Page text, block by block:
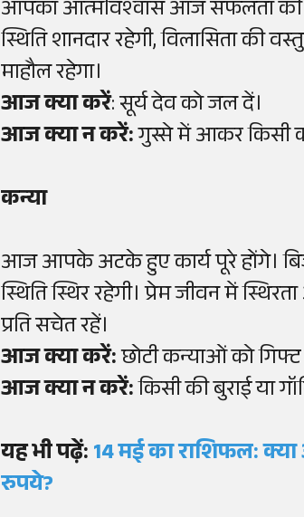
आपका आत्मविश्वास आज सफलता की
स्थिति शानदार रहेगी, विलासिता की
माहौल रहेगा।
आज क्या करें: सूर्य देव को जल दें।
आज क्या न करें:गुस्से में आकर किसी
कन्या
आज आपके अटके हुए कार्य पूरे होंगे।
स्थिति स्थिर रहेगी। प्रेम जीवन में
प्रति सचेत रहें।
आज क्या करें:छोटी कन्याओं को गिफ्ट
आज क्या न करें:किसी की बुराई या
यह भी पढ़ें:14 मई का राशिफल:
रुपये?